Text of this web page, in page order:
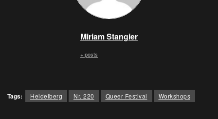
Miriam Stangier
+ posts
Tags: Heidelberg Nr. 220 Queer Festival Workshops